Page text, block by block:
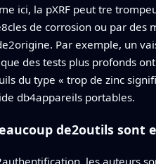
ici, la pXRF peut tre
de corrosion ou par
Par exemple, un
des tests plus profonds
du type « trop de zinc
db4appareils portables.
de2outils sont
les auteurs